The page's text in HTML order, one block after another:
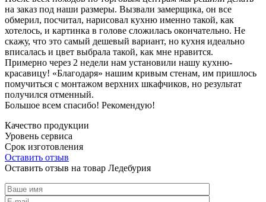
на заказ под наши размеры. Вызвали замерщика, он все
обмерил, посчитал, нарисовал кухню именно такой, как
хотелось, и картинка в голове сложилась окончательно. Не
скажу, что это самый дешевый вариант, но кухня идеально
вписалась и цвет выбрала такой, как мне нравится.
Примерно через 2 недели нам установили нашу кухню-
красавицу! «Благодаря» нашим кривым стенам, им пришлось
помучиться с монтажом верхних шкафчиков, но результат
получился отменный.
Большое всем спасибо! Рекомендую!
Качество продукции
Уровень сервиса
Срок изготовления
Оставить отзыв
Оставить отзыв на товар Ледебурия